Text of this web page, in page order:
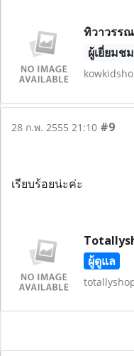
ทิวาวรรณ
ผู้เยี่ยมชม
28 ก.พ. 2555 21:10 #9
เรียบร้อยน่ะค่ะ
ผู้ดูแล